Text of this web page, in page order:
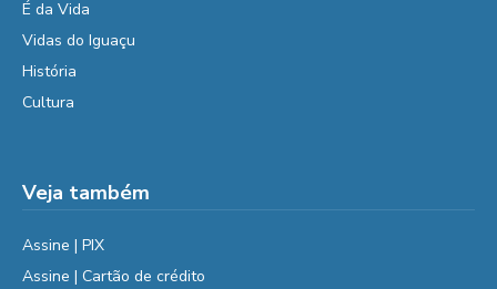
É da Vida
Vidas do Iguaçu
História
Cultura
Veja também
Assine | PIX
Assine | Cartão de crédito